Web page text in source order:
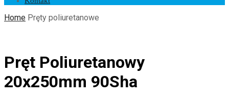
Home Pręty poliuretanowe
Pręt Poliuretanowy
20x250mm 90Sha